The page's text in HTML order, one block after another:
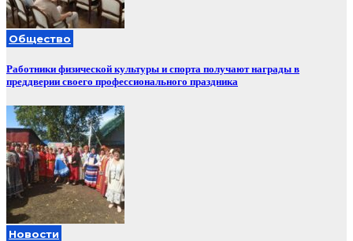
Общество
Работники физической культуры и спорта получают награды в
преддверии своего профессионального праздника
Новости